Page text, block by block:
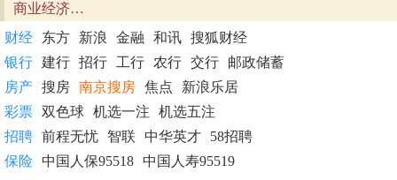
商业经济…
财经
东方 新浪 金融 和讯 搜狐财经
银行 建行 招行 工行 农行 交行
邮政储蓄
房产 搜房 南京搜房 焦点
新浪乐居
彩票 双色球 机选一注
机选五注
招聘 前程无忧 智联 中华英才
58招聘
保险
中国人保95518 中国人寿95519